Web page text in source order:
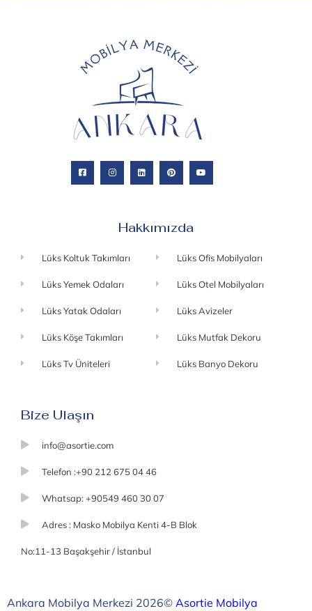
Hakkımızda
Lüks Koltuk Takımları
Lüks Yemek Odaları
Lüks Yatak Odaları
Lüks Köşe Takımları
Lüks Tv Üniteleri
Lüks Ofis Mobilyaları
Lüks Otel Mobilyaları
Lüks Avizeler
Lüks Mutfak Dekoru
Lüks Banyo Dekoru
Bize Ulaşın
info@asortie.com
Telefon :+90 212 675 04 46
Whatsap: +90549 460 30 07
Adres : Masko Mobilya Kenti 4-B Blok
No:11-13 Başakşehir / İstanbul
Ankara Mobilya Merkezi 2026© Asortie Mobilya